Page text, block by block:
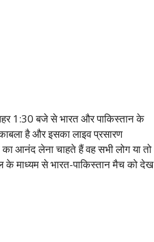
1:30 बजे से भारत और पाकिस्तान के
है और इसका लाइव प्रसारण
का आनंद लेना चाहते हैं वह सभी लोग या तो
के माध्यम से भारत-पाकिस्तान मैच को देख